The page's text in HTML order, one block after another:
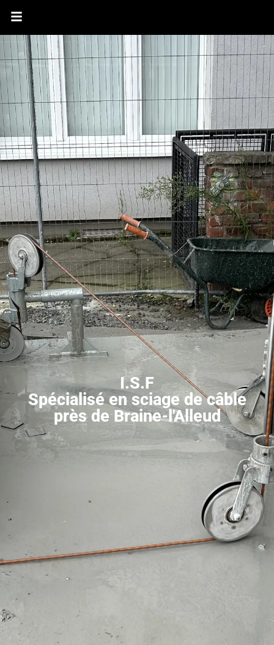
I.S.F
Spécialisé en sciage de câble
près de Braine-l'Alleud